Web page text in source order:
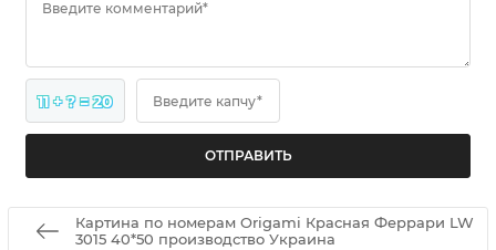
Введите комментарий*
11 + ? = 20 Введите капчу*
Картина по номерам Origami Красная Феррари LW
3015 40*50 производство Украина